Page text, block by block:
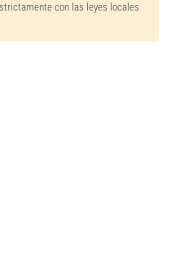
con las leyes locales